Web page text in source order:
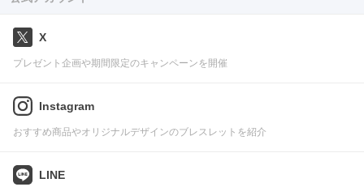
X
プレゼント企画や期間限定のキャンペーンを開催
Instagram
おすすめ商品やオリジナルデザインのブレスレットを紹介
LINE